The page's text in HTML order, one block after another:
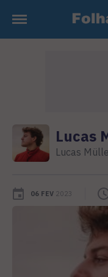
Lucas
Lucas
06 FEV 2023